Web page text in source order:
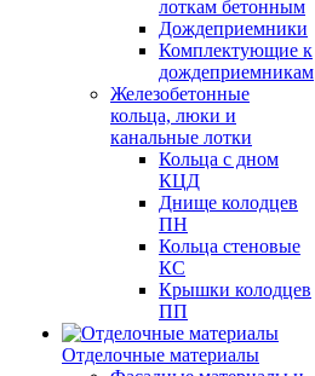
лоткам бетонным
Дождеприемники
Комплектующие к
дождеприемникам
Железобетонные
кольца, люки и
канальные лотки
Кольца с дном
КЦД
Днище колодцев
ПН
Кольца стеновые
КС
Крышки колодцев
ПП
Отделочные материалы